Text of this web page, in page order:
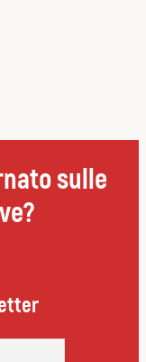
sulle